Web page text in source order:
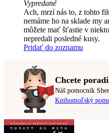
Vypredané
Ach, mrzí nás to, z tohto
nemáme ho na sklade my
môžete mať šťastie v
nepredali posledné kusy.
Pridať do zoznamu
Chcete
Náš pomocník
Knihomoľský